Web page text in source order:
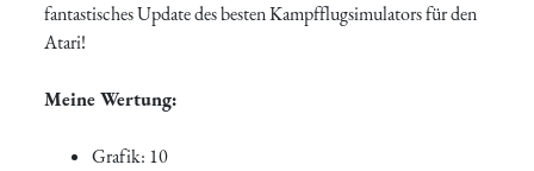
fantastisches Update des besten Kampfflugsimulators für den
Atari!
Meine Wertung:
Grafik: 10